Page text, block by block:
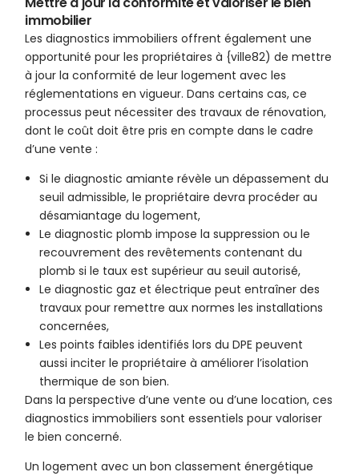
immobilier
Les diagnostics immobiliers offrent également une
opportunité pour les propriétaires à {ville82) de mettre
à jour la conformité de leur logement avec les
réglementations en vigueur. Dans certains cas, ce
processus peut nécessiter des travaux de rénovation,
dont le coût doit être pris en compte dans le cadre
d’une vente :
Si le diagnostic amiante révèle un dépassement du
seuil admissible, le propriétaire devra procéder au
désamiantage du logement,
Le diagnostic plomb impose la suppression ou le
recouvrement des revêtements contenant du
plomb si le taux est supérieur au seuil autorisé,
Le diagnostic gaz et électrique peut entraîner des
travaux pour remettre aux normes les installations
concernées,
Les points faibles identifiés lors du DPE peuvent
aussi inciter le propriétaire à améliorer l’isolation
thermique de son bien.
Dans la perspective d’une vente ou d’une location, ces
diagnostics immobiliers sont essentiels pour valoriser
le bien concerné.
Un logement avec un bon classement énergétique